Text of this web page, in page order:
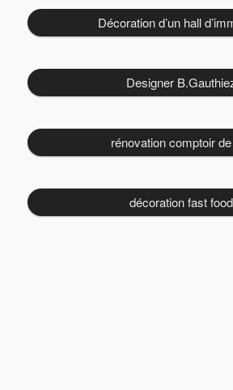
Décoration d’un hall
Designer
rénovation comptoir
décoration fast food